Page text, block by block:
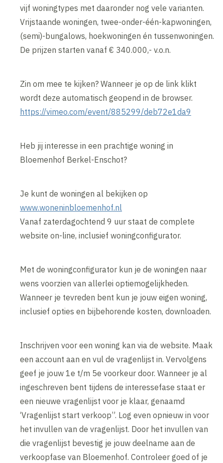
vijf woningtypes met daaronder nog vele varianten.
Vrijstaande woningen, twee-onder-één-kapwoningen,
(semi)-bungalows, hoekwoningen én tussenwoningen.
De prijzen starten vanaf € 340.000,- v.o.n.
Zin om mee te kijken? Wanneer je op de link klikt
wordt deze automatisch geopend in de browser.
https://vimeo.com/event/885299/deb72e1da9
Heb jij interesse in een prachtige woning in
Bloemenhof Berkel-Enschot?
Je kunt de woningen al bekijken op
www.woneninbloemenhof.nl
Vanaf zaterdagochtend 9 uur staat de complete
website on-line, inclusief woningconfigurator.
Met de woningconfigurator kun je de woningen naar
wens voorzien van allerlei optiemogelijkheden.
Wanneer je tevreden bent kun je jouw eigen woning,
inclusief opties en bijbehorende kosten, downloaden.
Inschrijven voor een woning kan via de website. Maak
een account aan en vul de vragenlijst in. Vervolgens
geef je jouw 1e t/m 5e voorkeur door. Wanneer je al
ingeschreven bent tijdens de interessefase staat er
een nieuwe vragenlijst voor je klaar, genaamd
‘Vragenlijst start verkoop”. Log even opnieuw in voor
het invullen van de vragenlijst. Door het invullen van
die vragenlijst bevestig je jouw deelname aan de
verkoopfase van Bloemenhof. Controleer goed of je